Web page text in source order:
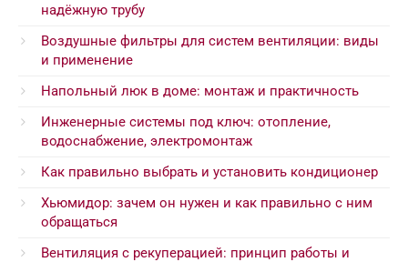
надёжную трубу
Воздушные фильтры для систем вентиляции: виды
и применение
Напольный люк в доме: монтаж и практичность
Инженерные системы под ключ: отопление,
водоснабжение, электромонтаж
Как правильно выбрать и установить кондиционер
Хьюмидор: зачем он нужен и как правильно с ним
обращаться
Вентиляция с рекуперацией: принцип работы и